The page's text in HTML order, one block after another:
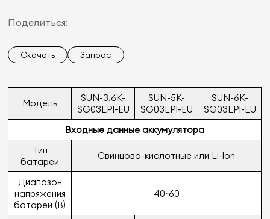
Поделиться:
Скачать Запрос
Модель
SUN-3.6K-
SG03LP1-EU
SUN-5K-
SG03LP1-EU
SUN-6K-
SG03LP1-EU
Входные данные аккумулятора
Тип
батареи
Свинцово-кислотные или Li-lon
Диапазон
напряжения
батареи (В)
40~60